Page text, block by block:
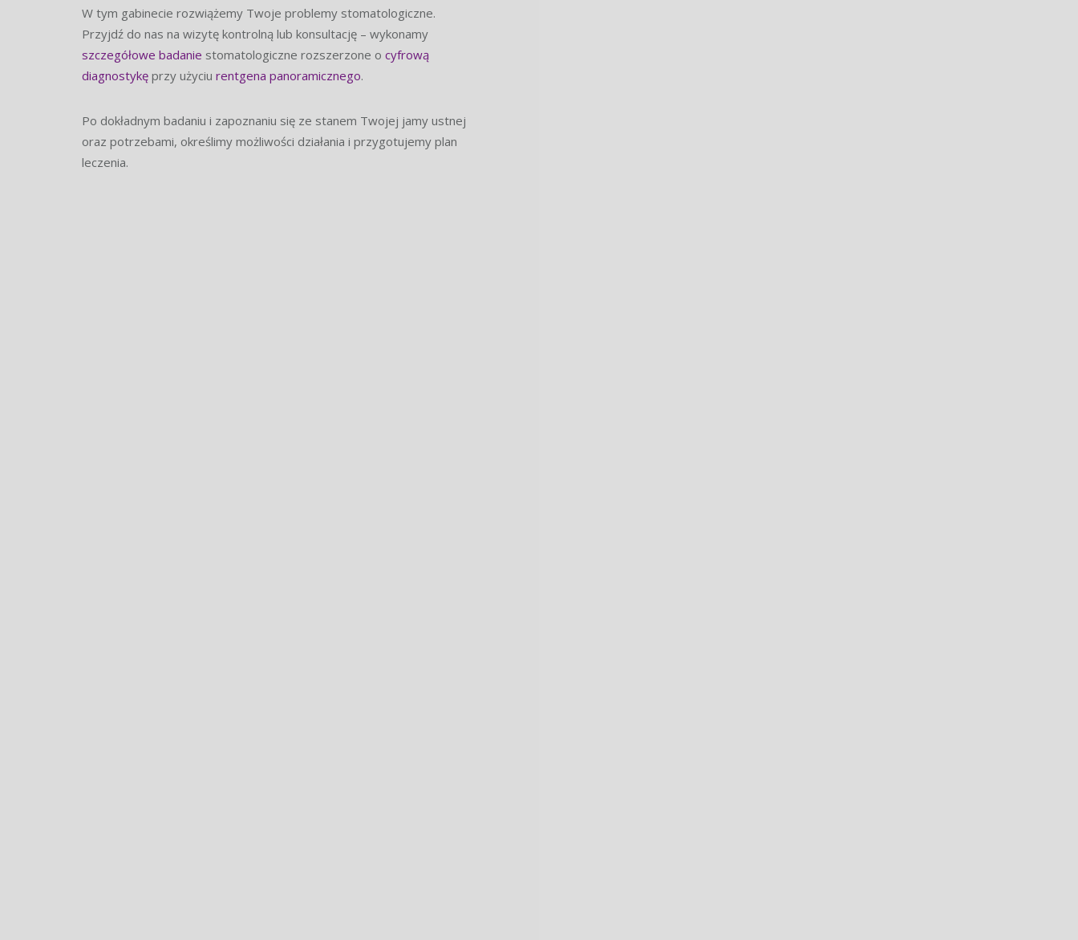
W tym gabinecie rozwiążemy Twoje problemy stomatologiczne.
Przyjdź do nas na wizytę kontrolną lub konsultację – wykonamy
szczegółowe badanie stomatologiczne rozszerzone o cyfrową
diagnostykęprzy użyciu rentgena panoramicznego.
Po dokładnym badaniu i zapoznaniu się ze stanem Twojej jamy ustnej
oraz potrzebami, określimy możliwości działania i przygotujemy plan
leczenia.